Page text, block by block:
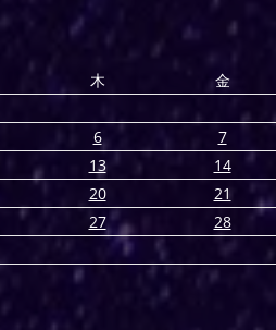
木 金
6 7
13 14
20 21
27 28